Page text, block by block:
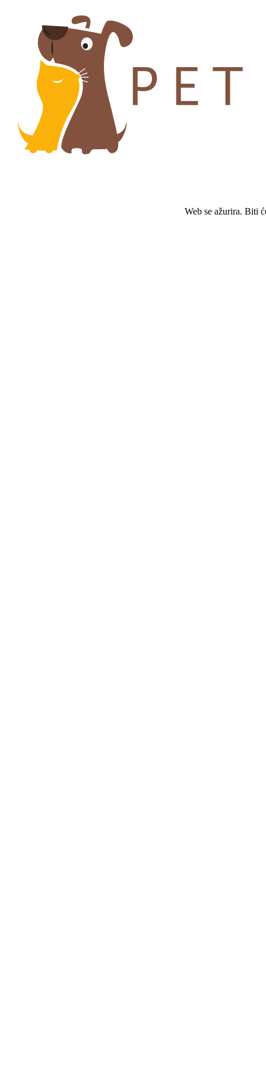
Web se ažurira. Biti